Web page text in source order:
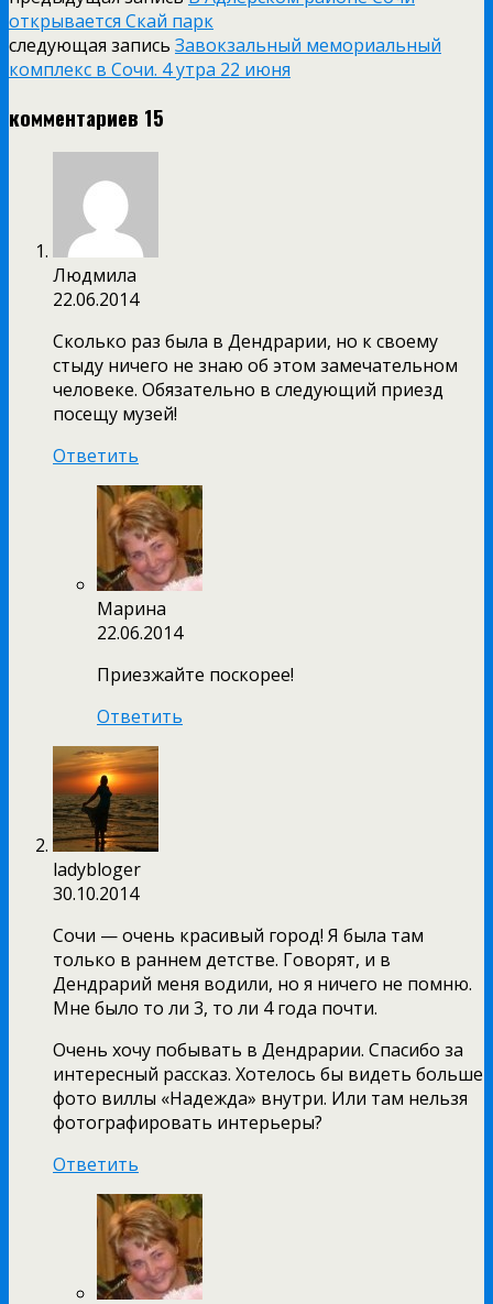
открывается Скай парк
следующая запись Завокзальный мемориальный
комплекс в Сочи. 4 утра 22 июня
комментариев 15
Людмила
22.06.2014
Сколько раз была в Дендрарии, но к своему
стыду ничего не знаю об этом замечательном
человеке. Обязательно в следующий приезд
посещу музей!
Ответить
Марина
22.06.2014
Приезжайте поскорее!
Ответить
ladybloger
30.10.2014
Сочи — очень красивый город! Я была там
только в раннем детстве. Говорят, и в
Дендрарий меня водили, но я ничего не помню.
Мне было то ли 3, то ли 4 года почти.
Очень хочу побывать в Дендрарии. Спасибо за
интересный рассказ. Хотелось бы видеть больше
фото виллы «Надежда» внутри. Или там нельзя
фотографировать интерьеры?
Ответить